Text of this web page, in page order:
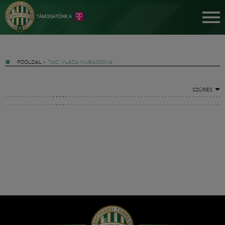
FŐOLDAL » TAG: VLADA KUBASSOVA
SZŰRÉS
Hírek